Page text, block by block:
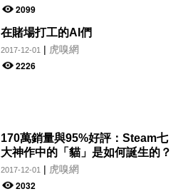
2099
在賭場打工的AI們
2017-12-01 | 虎嗅網
2226
170萬銷量與95%好評：Steam七
大神作中的「貓」是如何誕生的？
2017-12-01 | 虎嗅網
2032